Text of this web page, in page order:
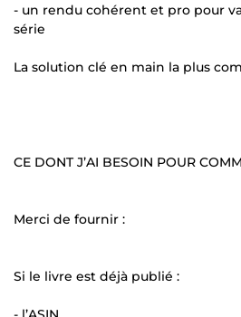
- un rendu cohérent et pro pour
série
La solution clé en main la plus
CE DONT J’AI BESOIN POUR
Merci de fournir :
Si le livre est déjà publié :